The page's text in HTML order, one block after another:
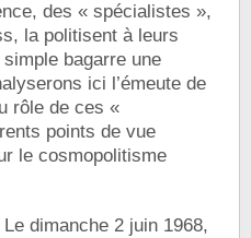
des « spécialistes »,
la politisent à leurs
bagarre une
ici l’émeute de
rôle de ces «
points de vue
le cosmopolitisme
dimanche 2 juin 1968,